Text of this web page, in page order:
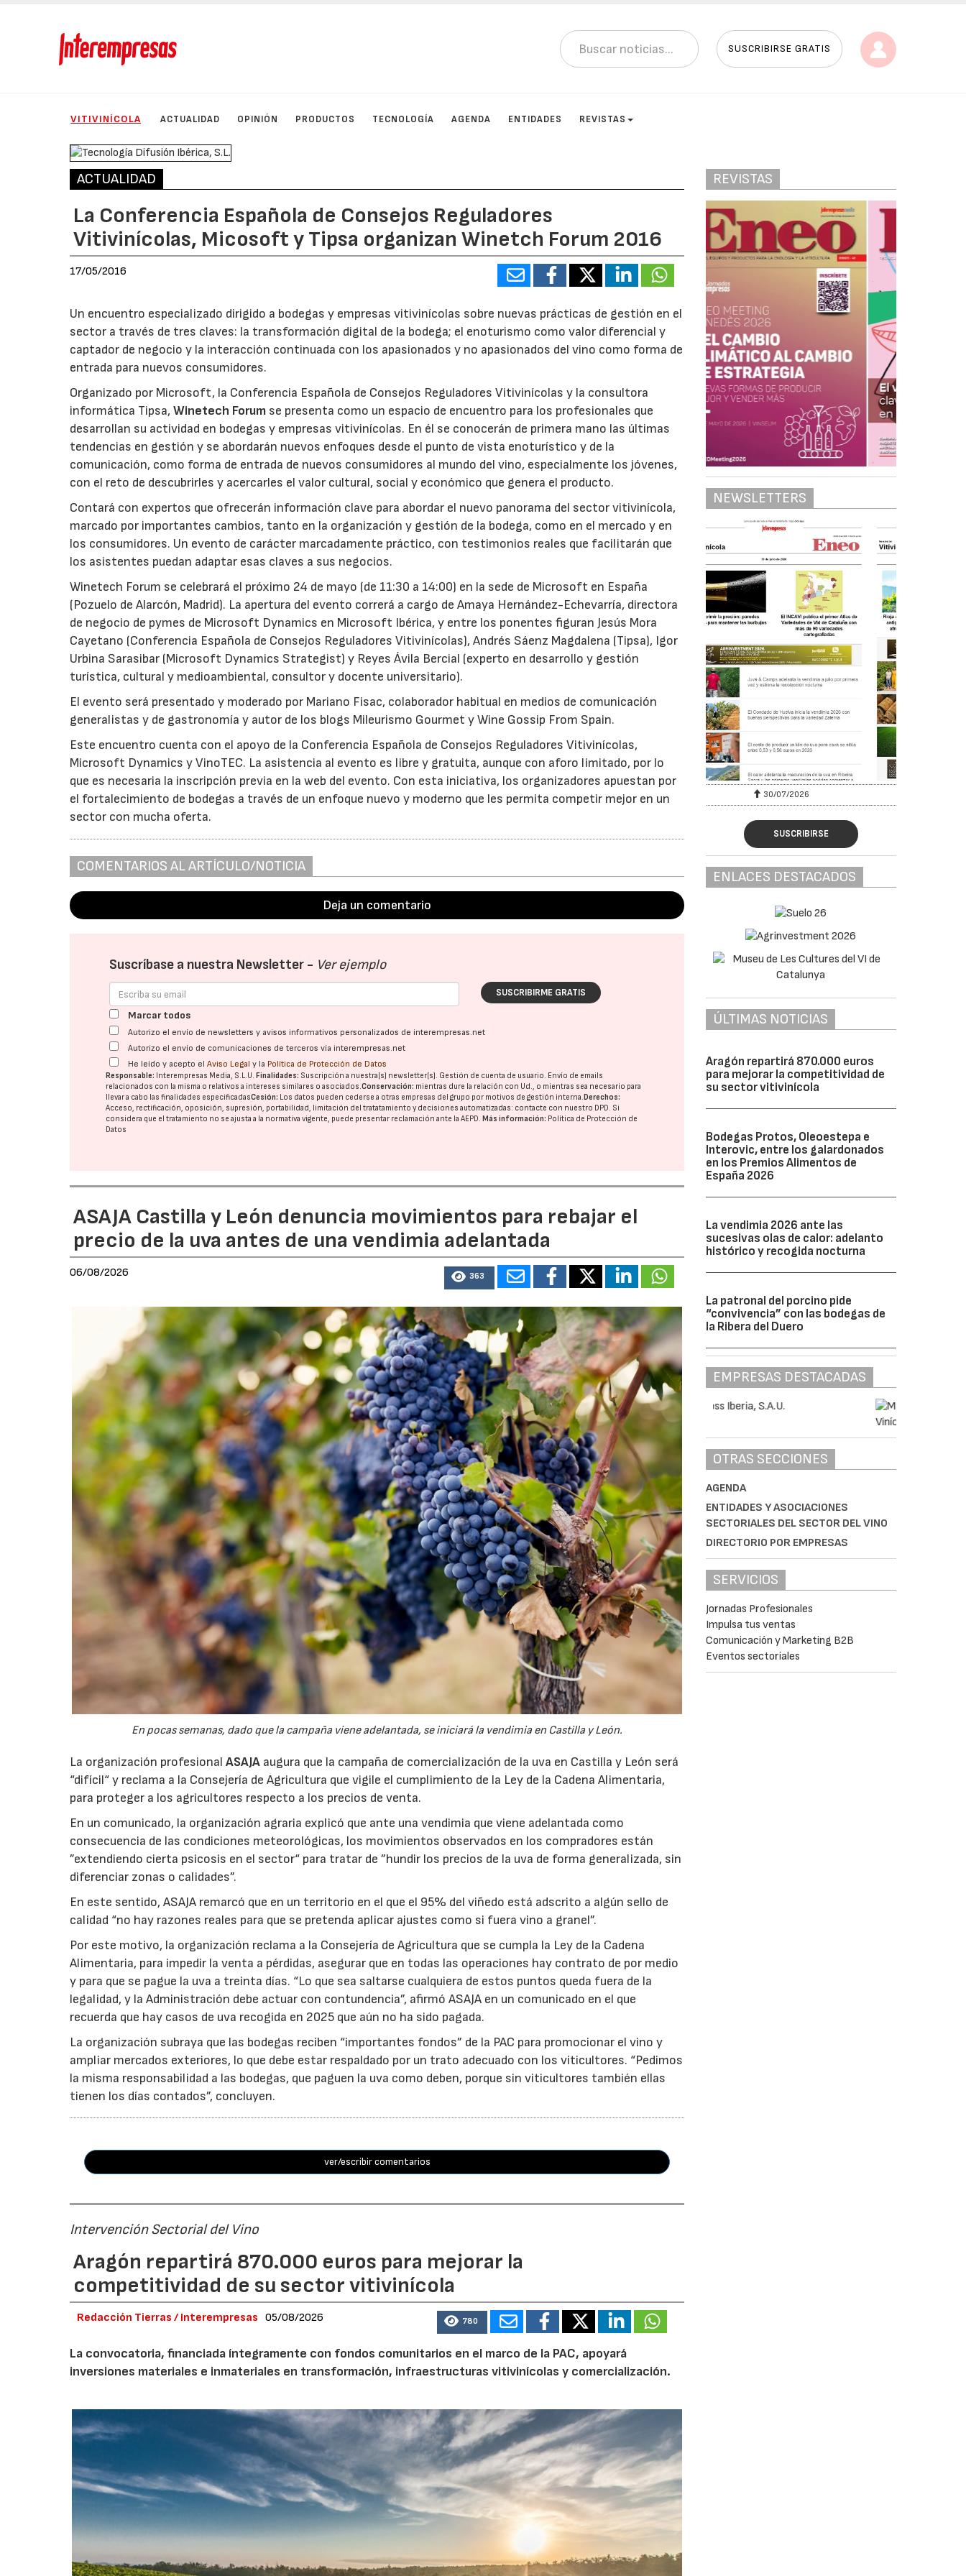
SUSCRIBIRSE GRATIS
VITIVINÍCOLA ACTUALIDAD OPINIÓN PRODUCTOS TECNOLOGÍA AGENDA ENTIDADES REVISTAS
ACTUALIDAD
La Conferencia Española de Consejos Reguladores
Vitivinícolas, Micosoft y Tipsa organizan Winetch Forum 2016
17/05/2016
Un encuentro especializado dirigido a bodegas y empresas vitivinícolas sobre nuevas prácticas de gestión en el
sector a través de tres claves: la transformación digital de la bodega; el enoturismo como valor diferencial y
captador de negocio y la interacción continuada con los apasionados y no apasionados del vino como forma de
entrada para nuevos consumidores.
Organizado por Microsoft, la Conferencia Española de Consejos Reguladores Vitivinícolas y la consultora
informática Tipsa,Winetech Forum se presenta como un espacio de encuentro para los profesionales que
desarrollan su actividad en bodegas y empresas vitivinícolas. En él se conocerán de primera mano las últimas
tendencias en gestión y se abordarán nuevos enfoques desde el punto de vista enoturístico y de la
comunicación, como forma de entrada de nuevos consumidores al mundo del vino, especialmente los jóvenes,
con el reto de descubrirles y acercarles el valor cultural, social y económico que genera el producto.
Contará con expertos que ofrecerán información clave para abordar el nuevo panorama del sector vitivinícola,
marcado por importantes cambios, tanto en la organización y gestión de la bodega, como en el mercado y en
los consumidores. Un evento de carácter marcadamente práctico, con testimonios reales que facilitarán que
los asistentes puedan adaptar esas claves a sus negocios.
Winetech Forum se celebrará el próximo 24 de mayo (de 11:30 a 14:00) en la sede de Microsoft en España
(Pozuelo de Alarcón, Madrid). La apertura del evento correrá a cargo de Amaya Hernández-Echevarría, directora
de negocio de pymes de Microsoft Dynamics en Microsoft Ibérica, y entre los ponentes figuran Jesús Mora
Cayetano (Conferencia Española de Consejos Reguladores Vitivinícolas), Andrés Sáenz Magdalena (Tipsa), Igor
Urbina Sarasibar (Microsoft Dynamics Strategist) y Reyes Ávila Bercial (experto en desarrollo y gestión
turística, cultural y medioambiental, consultor y docente universitario).
El evento será presentado y moderado por Mariano Fisac, colaborador habitual en medios de comunicación
generalistas y de gastronomía y autor de los blogs Mileurismo Gourmet y Wine Gossip From Spain.
Este encuentro cuenta con el apoyo de la Conferencia Española de Consejos Reguladores Vitivinícolas,
Microsoft Dynamics y VinoTEC. La asistencia al evento es libre y gratuita, aunque con aforo limitado, por lo
que es necesaria la inscripción previa en la web del evento. Con esta iniciativa, los organizadores apuestan por
el fortalecimiento de bodegas a través de un enfoque nuevo y moderno que les permita competir mejor en un
sector con mucha oferta.
COMENTARIOS AL ARTÍCULO/NOTICIA
Deja un comentario
Suscríbase a nuestra Newsletter - Ver ejemplo
SUSCRIBIRME GRATIS
Marcar todos
Autorizo el envío de newsletters y avisos informativos personalizados de interempresas.net
Autorizo el envío de comunicaciones de terceros vía interempresas.net
He leído y acepto elAviso Legal y la Política de Protección de Datos
Responsable: Interempresas Media, S.L.U. Finalidades: Suscripción a nuestra(s) newsletter(s). Gestión de cuenta de usuario. Envío de emails
relacionados con la misma o relativos a intereses similares o asociados.Conservación: mientras dure la relación con Ud., o mientras sea necesario para
llevar a cabo las finalidades especificadasCesión: Los datos pueden cederse a otras empresas del grupo por motivos de gestión interna. Derechos:
Acceso, rectificación, oposición, supresión, portabilidad, limitación del tratatamiento y decisiones automatizadas: contacte con nuestro DPD. Si
considera que el tratamiento no se ajusta a la normativa vigente, puede presentar reclamación ante laAEPD. Más información: Política de Protección de
Datos
ASAJA Castilla y León denuncia movimientos para rebajar el
precio de la uva antes de una vendimia adelantada
06/08/2026 363
En pocas semanas, dado que la campaña viene adelantada, se iniciará la vendimia en Castilla y León.
La organización profesionalASAJA augura que la campaña de comercialización de la uva en Castilla y León será
“difícil“ y reclama a la Consejería de Agricultura que vigile el cumplimiento de la Ley de la Cadena Alimentaria,
para proteger a los agricultores respecto a los precios de venta.
En un comunicado, la organización agraria explicó que ante una vendimia que viene adelantada como
consecuencia de las condiciones meteorológicas, los movimientos observados en los compradores están
”extendiendo cierta psicosis en el sector“ para tratar de ”hundir los precios de la uva de forma generalizada, sin
diferenciar zonas o calidades”.
En este sentido, ASAJA remarcó que en un territorio en el que el 95% del viñedo está adscrito a algún sello de
calidad “no hay razones reales para que se pretenda aplicar ajustes como si fuera vino a granel”.
Por este motivo, la organización reclama a la Consejería de Agricultura que se cumpla la Ley de la Cadena
Alimentaria, para impedir la venta a pérdidas, asegurar que en todas las operaciones hay contrato de por medio
y para que se pague la uva a treinta días. “Lo que sea saltarse cualquiera de estos puntos queda fuera de la
legalidad, y la Administración debe actuar con contundencia”, afirmó ASAJA en un comunicado en el que
recuerda que hay casos de uva recogida en 2025 que aún no ha sido pagada.
La organización subraya que las bodegas reciben “importantes fondos” de la PAC para promocionar el vino y
ampliar mercados exteriores, lo que debe estar respaldado por un trato adecuado con los viticultores. “Pedimos
la misma responsabilidad a las bodegas, que paguen la uva como deben, porque sin viticultores también ellas
tienen los días contados”, concluyen.
ver/escribir comentarios
Intervención Sectorial del Vino
Aragón repartirá 870.000 euros para mejorar la
competitividad de su sector vitivinícola
Redacción Tierras / Interempresas 05/08/2026 780
La convocatoria, financiada íntegramente con fondos comunitarios en el marco de la PAC, apoyará
inversiones materiales e inmateriales en transformación, infraestructuras vitivinícolas y comercialización.
REVISTAS
NEWSLETTERS
23/07/2026 30/07/2026 23/07/2026
SUSCRIBIRSE
ENLACES DESTACADOS
ÚLTIMAS NOTICIAS
Aragón repartirá 870.000 euros
para mejorar la competitividad de
su sector vitivinícola
Bodegas Protos, Oleoestepa e
Interovic, entre los galardonados
en los Premios Alimentos de
España 2026
La vendimia 2026 ante las
sucesivas olas de calor: adelanto
histórico y recogida nocturna
La patronal del porcino pide
“convivencia” con las bodegas de
la Ribera del Duero
EMPRESAS DESTACADAS
OTRAS SECCIONES
AGENDA
ENTIDADES Y ASOCIACIONES
SECTORIALES DEL SECTOR DEL VINO
DIRECTORIO POR EMPRESAS
SERVICIOS
Jornadas Profesionales
Impulsa tus ventas
Comunicación y Marketing B2B
Eventos sectoriales